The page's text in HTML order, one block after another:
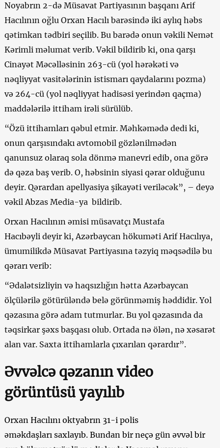
Noyabrın 2-də Müsavat Partiyasının başqanı Arif
Hacılının oğlu Orxan Hacılı barəsində iki aylıq həbs
qətimkan tədbiri seçilib. Bu barədə onun vəkili Nemət
Kərimli məlumat verib. Vəkil bildirib ki, ona qarşı
Cinayət Məcəlləsinin 263-cü (yol hərəkəti və
nəqliyyat vasitələrinin istismarı qaydalarını pozma)
və 264-cü (yol nəqliyyat hadisəsi yerindən qaçma)
maddələrilə ittiham irəli sürülüb.
“Özü ittihamları qəbul etmir. Məhkəmədə dedi ki,
onun qarşısındakı avtomobil gözlənilmədən
qanunsuz olaraq sola dönmə manevri edib, ona görə
də qəza baş verib. O, həbsinin siyasi qərar olduğunu
deyir. Qərardan apellyasiya şikayəti veriləcək”, – deyə
vəkil Abzas Media-ya bildirib.
Orxan Hacılının əmisi müsavatçı Mustafa
Hacıbəyli deyir ki, Azərbaycan hökuməti Arif Hacılıya,
ümumilikdə Müsavat Partiyasına təzyiq məqsədilə bu
qərarı verib:
“Ədalətsizliyin və haqsızlığın hətta Azərbaycan
ölçülərilə götürüləndə belə görünməmiş həddidir. Yol
qəzasına görə adam tutmurlar. Bu yol qəzasında da
təqsirkar şəxs başqası olub. Ortada nə ölən, nə xəsarət
alan var. Saxta ittihamlarla çıxarılan qərardır”.
Əvvəlcə qəzanın video
görüntüsü yayılıb
Orxan Hacılını oktyabrın 31-i polis
əməkdaşları saxlayıb. Bundan bir neçə gün əvvəl bir